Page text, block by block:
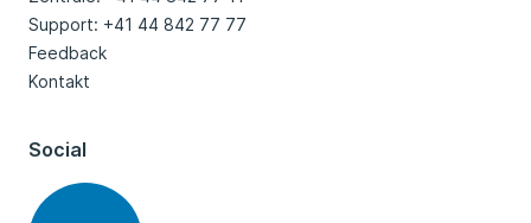
Support: +41 44 842 77 77
Feedback
Kontakt
Social